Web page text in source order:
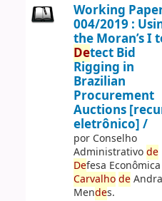
Working
004/2019 :
the Moran’s I
Detect Bid
Rigging in
Brazilian
Procurement
Auctions
eletrônico] /
por Conselho
Administrativode
Defesa Econômica
Carvalho deAndra
Mendes.